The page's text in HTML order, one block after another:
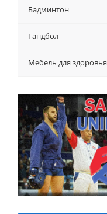
Бадминтон
Гандбол
Мебель для здоровья